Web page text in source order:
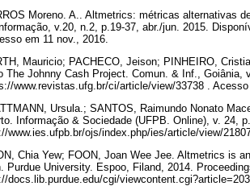
Moreno. A.. Altmetrics: métricas alternativas
v.20, n.2, p.19-37, abr./jun. 2015.
em 11 nov., 2016.
Mauricio; PACHECO, Jeison; PINHEIRO,
The Johnny Cash Project. Comun. & Inf.,
www.revistas.ufg.br/ci/article/view/33738 .
Ursula.; SANTOS, Raimundo Nonato
Informação & Sociedade (UFPB. Online), v. 24,
www.ies.ufpb.br/ojs/index.php/ies/article/view/
Chia Yew; FOON, Joan Wee Jee. Altmetrics is
Purdue University. Espoo, Filand, 2014.
docs.lib.purdue.edu/cgi/